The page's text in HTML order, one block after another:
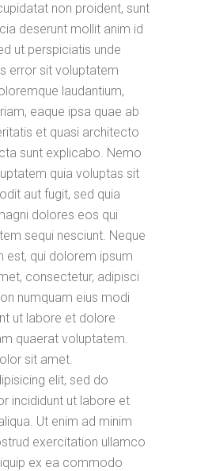
non proident, sunt
deserunt mollit anim id
ut perspiciatis unde
error sit voluptatem
laudantium,
eaque ipsa quae ab
et quasi architecto
sunt explicabo. Nemo
quia voluptas sit
aut fugit, sed quia
dolores eos qui
sequi nesciunt. Neque
est, qui dolorem ipsum
consectetur, adipisci
numquam eius modi
ut labore et dolore
quaerat voluptatem.
sit amet.
elit, sed do
incididunt ut labore et
Ut enim ad minim
exercitation ullamco
ex ea commodo